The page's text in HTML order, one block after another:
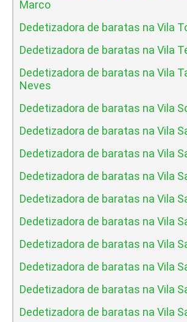
Marco
Dedetizadora de baratas na Vila
Dedetizadora de baratas na Vila
Dedetizadora de baratas na Vila
Neves
Dedetizadora de baratas na Vila
Dedetizadora de baratas na Vila
Dedetizadora de baratas na Vila
Dedetizadora de baratas na Vila
Dedetizadora de baratas na Vila
Dedetizadora de baratas na Vila
Dedetizadora de baratas na Vila
Dedetizadora de baratas na Vila
Dedetizadora de baratas na Vila
Dedetizadora de baratas na Vila